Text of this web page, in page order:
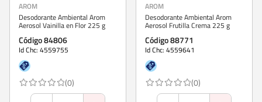
AROM
Desodorante Ambiental Arom
Aerosol Vainilla en Flor 225 g
Código 84806
Id Chc: 4559755
(0)
AROM
Desodorante Ambiental Arom
Aerosol Frutilla Crema 225 g
Código 88771
Id Chc: 4559641
(0)